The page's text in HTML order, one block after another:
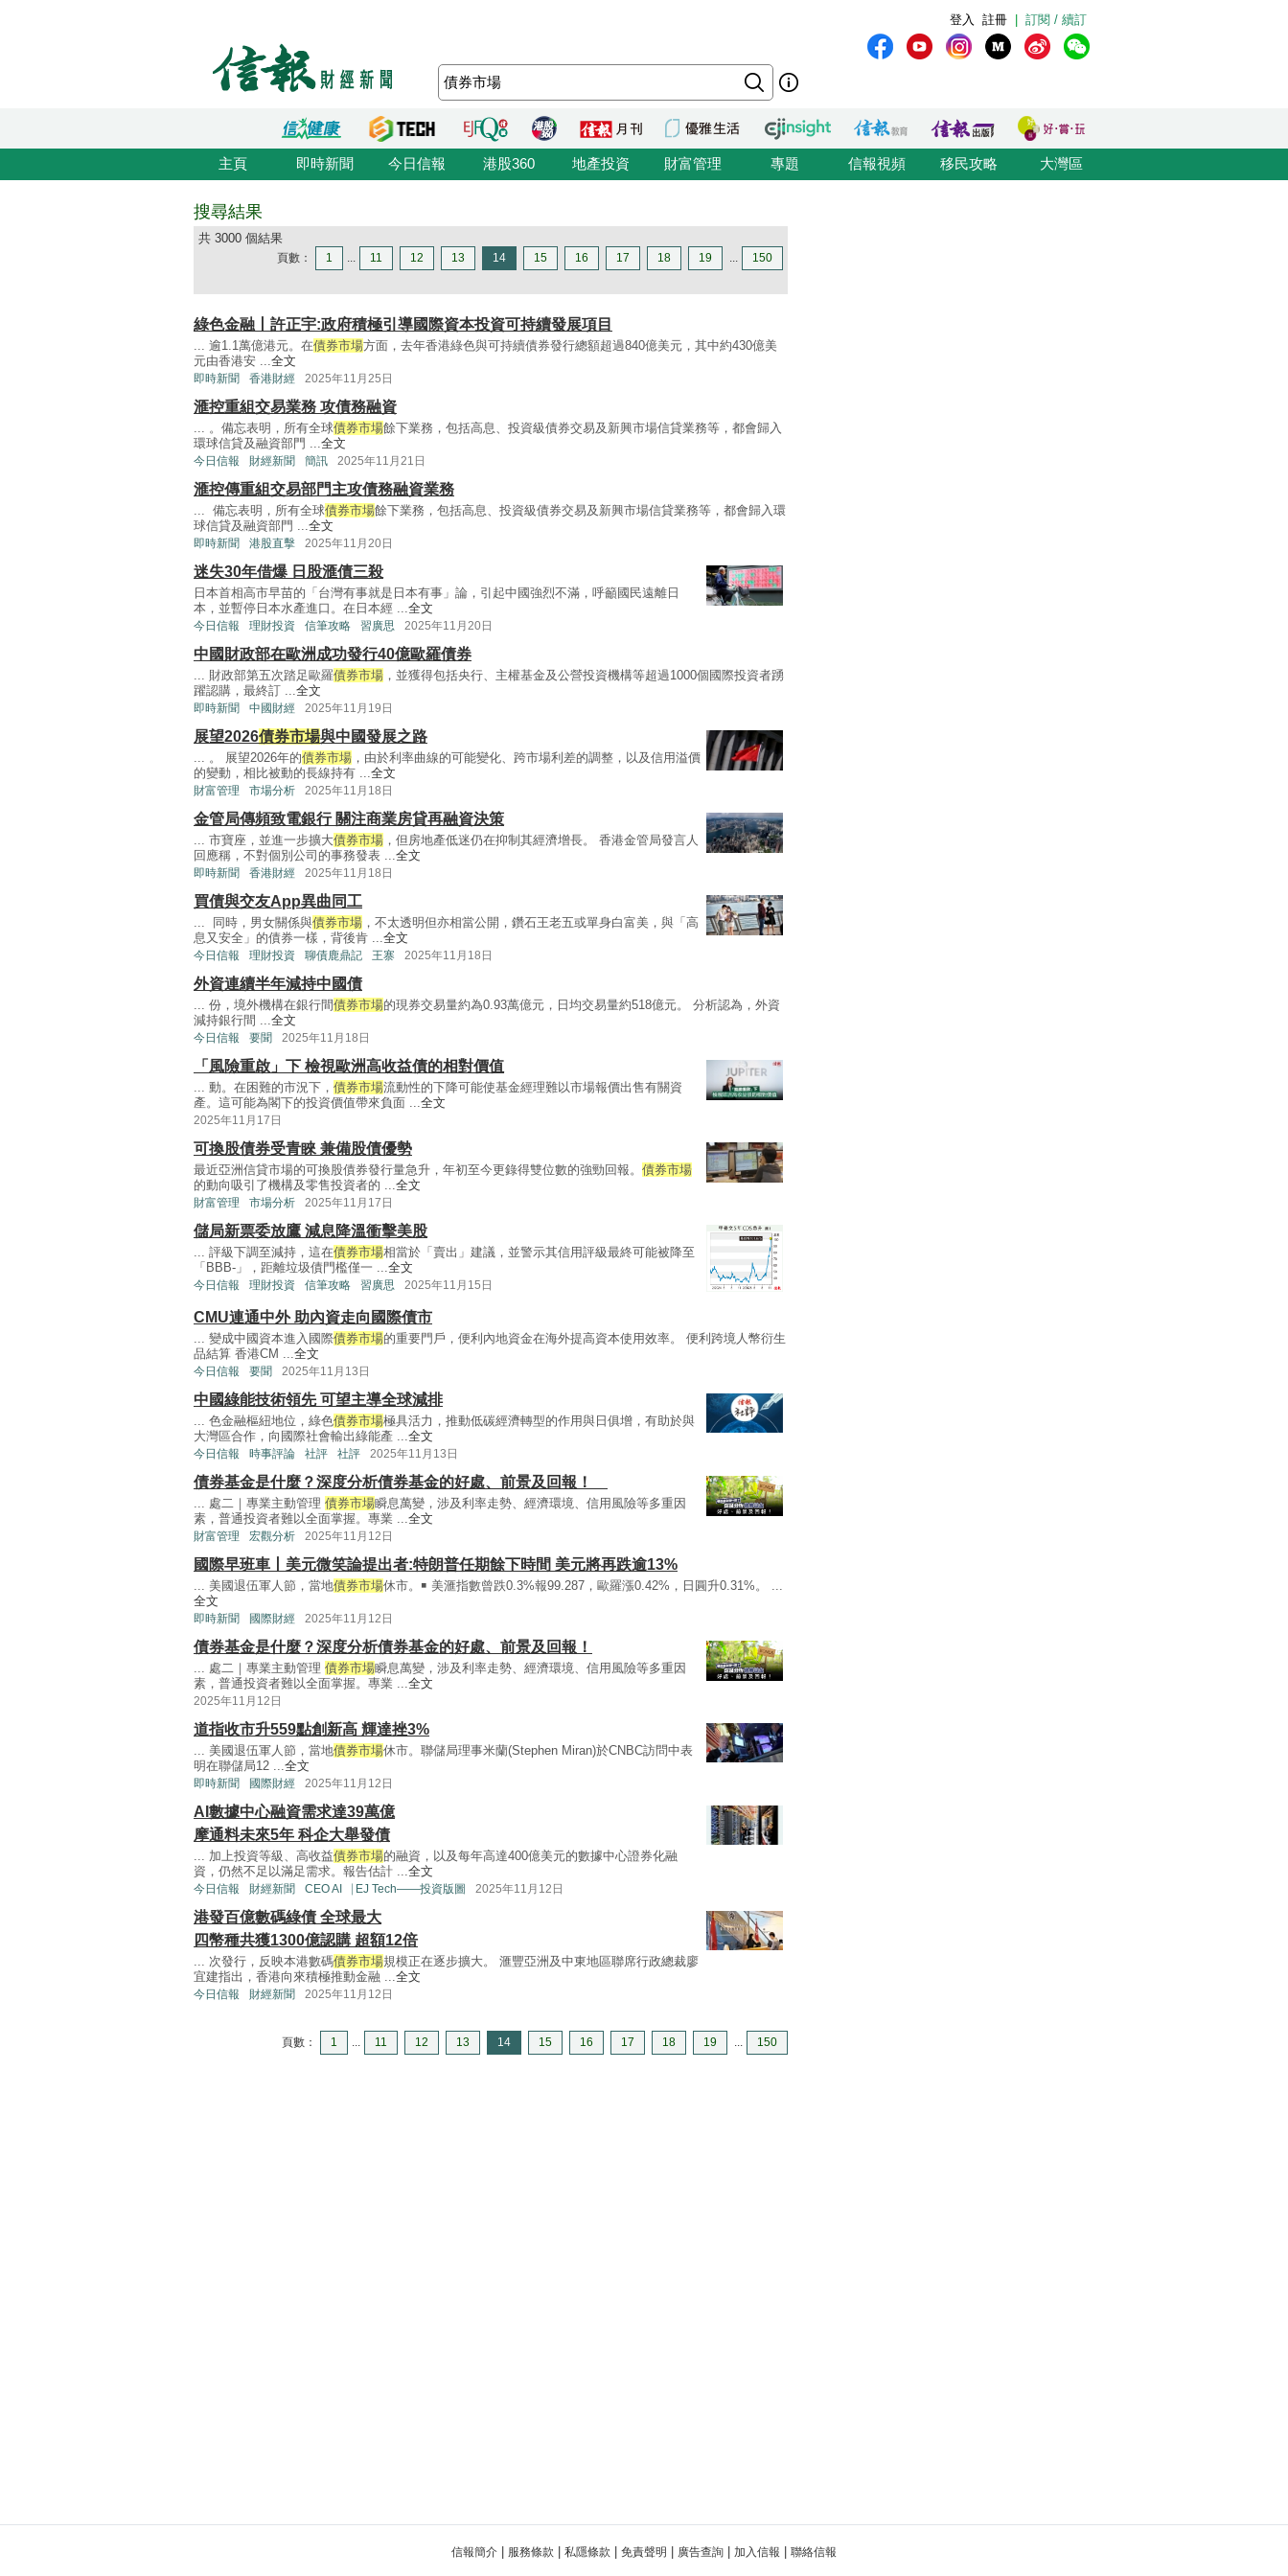
訂閱 / 續訂
註冊
登入
主頁 即時新聞 今日信報 港股360 地產投資 財富管理 專題 信報視頻 移民攻略 大灣區
搜尋結果
共 3000 個結果
頁數： 1 ... 11 12 13 14 15 16 17 18 19 ... 150
綠色金融丨許正宇:政府積極引導國際資本投資可持續發展項目
... 逾1.1萬億港元。在債券市場方面，去年香港綠色與可持續債券發行總額超過840億美元，其中約430億美
元由香港安 ...全文
即時新聞 香港財經 2025年11月25日
滙控重組交易業務 攻債務融資
... 。備忘表明，所有全球債券市場餘下業務，包括高息、投資級債券交易及新興市場信貸業務等，都會歸入
環球信貸及融資部門 ...全文
今日信報 財經新聞 簡訊 2025年11月21日
滙控傳重組交易部門主攻債務融資業務
... 備忘表明，所有全球債券市場餘下業務，包括高息、投資級債券交易及新興市場信貸業務等，都會歸入環
球信貸及融資部門 ...全文
即時新聞 港股直擊 2025年11月20日
迷失30年借爆 日股滙債三殺
日本首相高市早苗的「台灣有事就是日本有事」論，引起中國強烈不滿，呼籲國民遠離日
本，並暫停日本水產進口。在日本經 ...全文
今日信報 理財投資 信筆攻略 習廣思 2025年11月20日
中國財政部在歐洲成功發行40億歐羅債券
... 財政部第五次踏足歐羅債券市場 ，並獲得包括央行、主權基金及公營投資機構等超過1000個國際投資者踴
躍認購，最終訂 ...全文
即時新聞 中國財經 2025年11月19日
展望2026債券市場與中國發展之路
... 。 展望2026年的債券市場 ，由於利率曲線的可能變化、跨市場利差的調整，以及信用溢價
的變動，相比被動的長線持有 ...全文
財富管理 市場分析 2025年11月18日
金管局傳頻致電銀行 關注商業房貸再融資決策
... 市寶座，並進一步擴大債券市場 ，但房地產低迷仍在抑制其經濟增長。 香港金管局發言人
回應稱，不對個別公司的事務發表 ...全文
即時新聞 香港財經 2025年11月18日
買債與交友App異曲同工
... 同時，男女關係與債券市場 ，不太透明但亦相當公開，鑽石王老五或單身白富美，與「高
息又安全」的債券一樣，背後肯 ...全文
今日信報 理財投資 聊債鹿鼎記 王寨 2025年11月18日
外資連續半年減持中國債
... 份，境外機構在銀行間債券市場的現券交易量約為0.93萬億元，日均交易量約518億元。 分析認為，外資
減持銀行間 ...全文
今日信報 要聞 2025年11月18日
「風險重啟」下 檢視歐洲高收益債的相對價值
... 動。在困難的市況下， 債券市場流動性的下降可能使基金經理難以市場報價出售有關資
產。這可能為閣下的投資價值帶來負面 ...全文
2025年11月17日
可換股債券受青睞 兼備股債優勢
最近亞洲信貸市場的可換股債券發行量急升，年初至今更錄得雙位數的強勁回報。 債券市場
的動向吸引了機構及零售投資者的 ...全文
財富管理 市場分析 2025年11月17日
儲局新票委放鷹 減息降溫衝擊美股
... 評級下調至減持，這在債券市場相當於「賣出」建議，並警示其信用評級最終可能被降至
「BBB-」，距離垃圾債門檻僅一 ...全文
今日信報 理財投資 信筆攻略 習廣思 2025年11月15日
CMU連通中外 助內資走向國際債市
... 變成中國資本進入國際債券市場的重要門戶，便利內地資金在海外提高資本使用效率。 便利跨境人幣衍生
品結算 香港CM ... 全文
今日信報 要聞 2025年11月13日
中國綠能技術領先 可望主導全球減排
... 色金融樞紐地位，綠色債券市場極具活力，推動低碳經濟轉型的作用與日俱增，有助於與
大灣區合作，向國際社會輸出綠能產 ... 全文
今日信報 時事評論 社評 社評 2025年11月13日
債券基金是什麼？深度分析債券基金的好處、前景及回報！
... 處二｜專業主動管理 債券市場瞬息萬變，涉及利率走勢、經濟環境、信用風險等多重因
素，普通投資者難以全面掌握。專業 ... 全文
財富管理 宏觀分析 2025年11月12日
國際早班車丨美元微笑論提出者:特朗普任期餘下時間 美元將再跌逾13%
... 美國退伍軍人節，當地債券市場休市。￭ 美滙指數曾跌0.3%報99.287，歐羅漲0.42%，日圓升0.31%。 ...
全文
即時新聞 國際財經 2025年11月12日
債券基金是什麼？深度分析債券基金的好處、前景及回報！
... 處二｜專業主動管理 債券市場瞬息萬變，涉及利率走勢、經濟環境、信用風險等多重因
素，普通投資者難以全面掌握。專業 ... 全文
2025年11月12日
道指收市升559點創新高 輝達挫3%
... 美國退伍軍人節，當地債券市場休市。聯儲局理事米蘭(Stephen Miran)於CNBC訪問中表
明在聯儲局12 ... 全文
即時新聞 國際財經 2025年11月12日
AI數據中心融資需求達39萬億
摩通料未來5年 科企大舉發債
... 加上投資等級、高收益債券市場的融資，以及每年高達400億美元的數據中心證券化融
資，仍然不足以滿足需求。報告估計 ... 全文
今日信報 財經新聞 CEO AI⎹ EJ Tech——投資版圖 2025年11月12日
港發百億數碼綠債 全球最大
四幣種共獲1300億認購 超額12倍
... 次發行，反映本港數碼債券市場規模正在逐步擴大。 滙豐亞洲及中東地區聯席行政總裁廖
宜建指出，香港向來積極推動金融 ... 全文
今日信報 財經新聞 2025年11月12日
頁數： 1 11 12 13 14 15 16 17 18 19 150
信報簡介 服務條款 私隱條款 免責聲明 廣告查詢 加入信報 聯絡信報